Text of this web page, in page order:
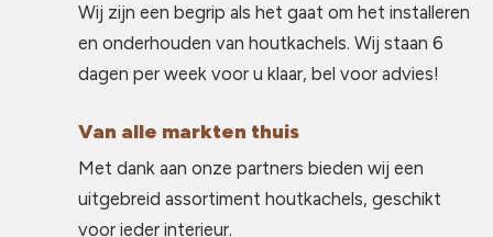
Wij zijn een begrip als het gaat om het installeren
en onderhouden van houtkachels. Wij staan 6
dagen per week voor u klaar, bel voor advies!
Van alle markten thuis
Met dank aan onze partners bieden wij een
uitgebreid assortiment houtkachels, geschikt
voor ieder interieur.